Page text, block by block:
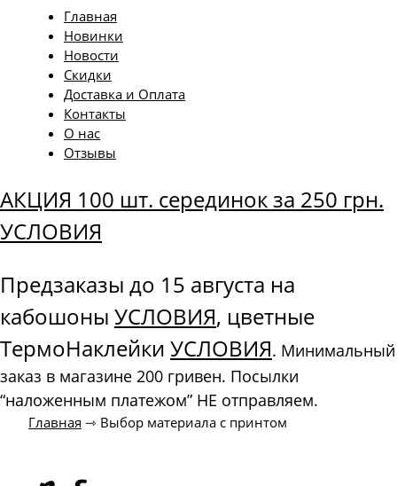
Главная
Новинки
Новости
Скидки
Доставка и Оплата
Контакты
О нас
Отзывы
АКЦИЯ 100 шт. серединок за 250 грн.
УСЛОВИЯ
Предзаказы до 15 августа на
кабошоны УСЛОВИЯ, цветные
ТермоНаклейки УСЛОВИЯ. Минимальный
заказ в магазине 200 гривен. Посылки
“наложенным платежом” НЕ отправляем.
Главная ⇾ Выбор материала с принтом